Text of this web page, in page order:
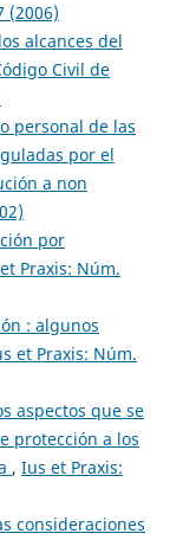
(2006)
alcances del
Civil de
personal de las
por el
a non
por
Praxis: Núm.
: algunos
et Praxis: Núm.
aspectos que se
protección a los
, Ius et Praxis:
consideraciones